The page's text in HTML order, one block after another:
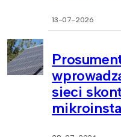
13-07-2026
sieci